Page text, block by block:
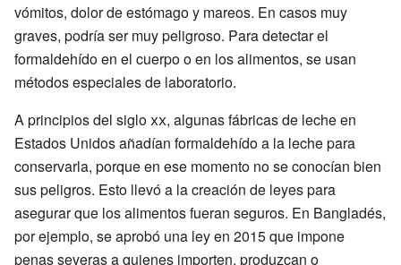
vómitos, dolor de estómago y mareos. En casos muy
graves, podría ser muy peligroso. Para detectar el
formaldehído en el cuerpo o en los alimentos, se usan
métodos especiales de laboratorio.
A principios del sigloxx, algunas fábricas de leche en
Estados Unidos añadían formaldehído a la leche para
conservarla, porque en ese momento no se conocían bien
sus peligros. Esto llevó a la creación de leyes para
asegurar que los alimentos fueran seguros. En Bangladés,
por ejemplo, se aprobó una ley en 2015 que impone
penas severas a quienes importen, produzcan o